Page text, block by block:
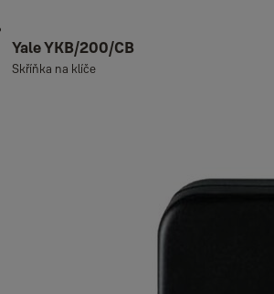
Yale YKB/200/CB
Skříňka na klíče